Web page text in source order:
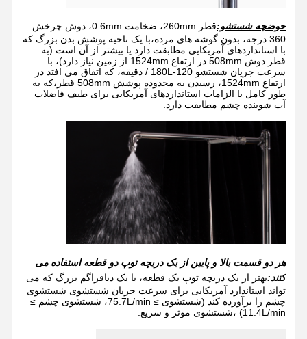
حوضچه شستشو:
قطر 260mm، ضخامت 0.6mm، دوش چرخش
360 درجه، بدون گوشه های مرده،با یک ناحیه پوشش بدن بزرگ که
با استانداردهای آمریکایی مطابقت دارد یا بیشتر از آن است (به
قطر دوش 508mm در ارتفاع 1524mm از زمین نیاز دارد)، با
سرعت جریان شستشو 120-180L / دقیقه، که اتفاق می افتد در
ارتفاع 1524mm، رسیدن به محدوده پوشش 508mm قطر،که به
طور کامل با الزامات استانداردهای آمریکایی برای طیف فاضلاب
آب شوینده چشم مطابقت دارد.
هر دو قسمت بالا و پایین از یک دریچه توپ دو قطعه استفاده می
کنند:بهتر از یک دریچه توپ یک قطعه، با یک دیافراگم بزرگ که می
تواند استاندارد آمریکایی برای سرعت جریان شستشوی شستشوی
چشم را برآورده کند (شستشوی ≥ 75.7L/min، شستشوی چشم ≥
11.4L/min) ،شستشوی موثر و سریع.